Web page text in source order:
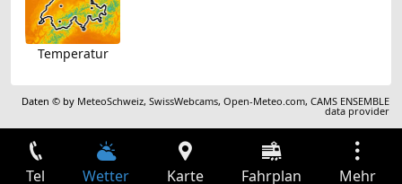
Temperatur
Daten © by MeteoSchweiz,SwissWebcams,Open-Meteo.com,CAMS ENSEMBLE
data provider
Tel Wetter Karte Fahrplan Mehr